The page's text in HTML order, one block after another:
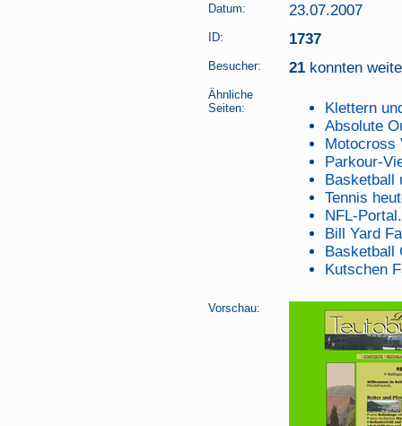
Datum: 23.07.2007
ID: 1737
Besucher: 21 konnten
Ähnliche
Seiten:
Klettern
Absolute
Motocross
Parkour-
Basketball
Tennis
NFL-
Bill Yard
Basketball
Kutschen
Vorschau: